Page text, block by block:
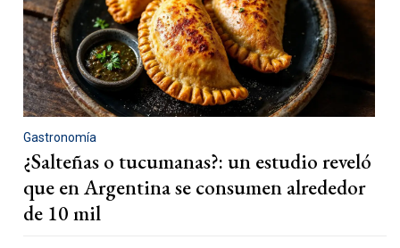
Gastronomía
¿Salteñas o tucumanas?: un estudio reveló
que en Argentina se consumen alrededor
de 10 mil